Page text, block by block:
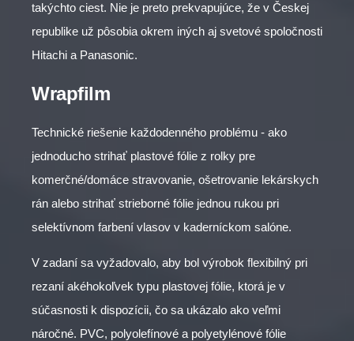
takýchto ciest. Nie je preto prekvapujúce, že v Českej
republike už pôsobia okrem iných aj svetové spoločnosti
Hitachi a Panasonic.
Wrapfilm
Technické riešenie každodenného problému - ako
jednoducho strihať plastové fólie z rolky pre
komerčné/domáce stravovanie, ošetrovanie lekárskych
rán alebo strihať strieborné fólie jednou rukou pri
selektívnom farbení vlasov v kaderníckom salóne.
V zadaní sa vyžadovalo, aby bol výrobok flexibilný pri
rezaní akéhokoľvek typu plastovej fólie, ktorá je v
súčasnosti k dispozícii, čo sa ukázalo ako veľmi
náročné. PVC, polyolefínové a polyetylénové fólie